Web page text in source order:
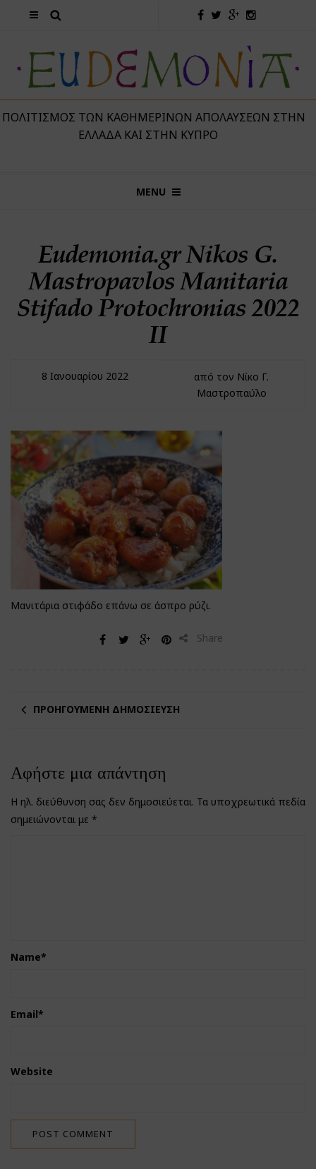
ΤΩΝ ΚΑΘΗΜΕΡΙΝΏΝ ΑΠΟΛΑΎΣΕΩΝ ΣΤΗΝ
ΕΛΛΆΔΑ ΚΑΙ ΣΤΗΝ ΚΎΠΡΟ
MENU
Eudemonia.gr Nikos G.
Mastropavlos Manitaria
Stifado Protochronias 2022
II
8 Ιανουαρίου 2022
από τον Νίκο Γ.
Μαστροπαύλο
Μανιτάρια στιφάδο επάνω σε άσπρο ρύζι.
Share
ΠΡΟΗΓΟΎΜΕΝΗ ΔΗΜΟΣΊΕΥΣΗ
Αφήστε μια απάντηση
Η ηλ. διεύθυνση σας δεν δημοσιεύεται. Τα υποχρεωτικά πεδία
σημειώνονται με *
Name*
Email*
Website